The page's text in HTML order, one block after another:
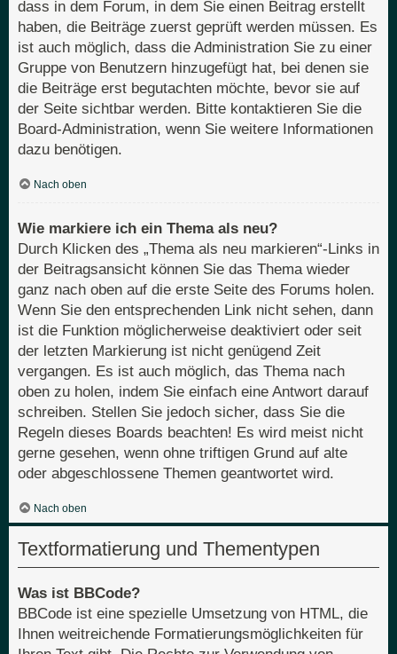
dass in dem Forum, in dem Sie einen Beitrag erstellt
haben, die Beiträge zuerst geprüft werden müssen. Es
ist auch möglich, dass die Administration Sie zu einer
Gruppe von Benutzern hinzugefügt hat, bei denen sie
die Beiträge erst begutachten möchte, bevor sie auf
der Seite sichtbar werden. Bitte kontaktieren Sie die
Board-Administration, wenn Sie weitere Informationen
dazu benötigen.
Nach oben
Wie markiere ich ein Thema als neu?
Durch Klicken des „Thema als neu markieren“-Links in
der Beitragsansicht können Sie das Thema wieder
ganz nach oben auf die erste Seite des Forums holen.
Wenn Sie den entsprechenden Link nicht sehen, dann
ist die Funktion möglicherweise deaktiviert oder seit
der letzten Markierung ist nicht genügend Zeit
vergangen. Es ist auch möglich, das Thema nach
oben zu holen, indem Sie einfach eine Antwort darauf
schreiben. Stellen Sie jedoch sicher, dass Sie die
Regeln dieses Boards beachten! Es wird meist nicht
gerne gesehen, wenn ohne triftigen Grund auf alte
oder abgeschlossene Themen geantwortet wird.
Nach oben
Textformatierung und Thementypen
Was ist BBCode?
BBCode ist eine spezielle Umsetzung von HTML, die
Ihnen weitreichende Formatierungsmöglichkeiten für